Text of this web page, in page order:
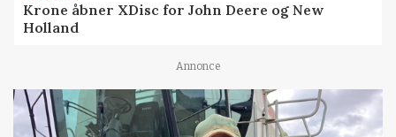
Krone åbner XDisc for John Deere og New
Holland
Annonce